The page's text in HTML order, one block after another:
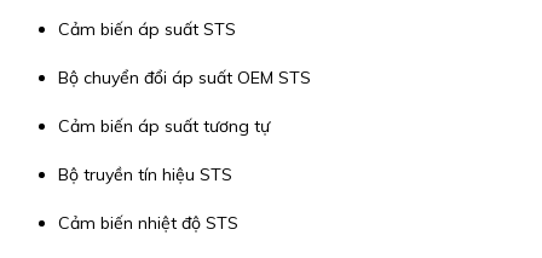
Cảm biến áp suất STS
Bộ chuyển đổi áp suất OEM STS
Cảm biến áp suất tương tự
Bộ truyền tín hiệu STS
Cảm biến nhiệt độ STS